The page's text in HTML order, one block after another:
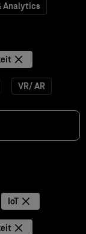
Analytics
VR/ AR
IoT